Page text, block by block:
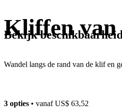
Kliffen
Wandel langs de rand van de klif en
Bekijk
3 opties • vanafUS$ 63,52